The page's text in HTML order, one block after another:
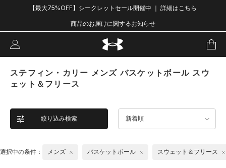
【最大75%OFF】シークレットセール開催中 ｜ 詳細はこちら
商品のお届けに関するお知らせ
ステフィン・カリー メンズ バスケットボール スウ
ェット＆フリース
絞り込み検索 新着順
選択中の条件： メンズ バスケットボール スウェット＆フリース